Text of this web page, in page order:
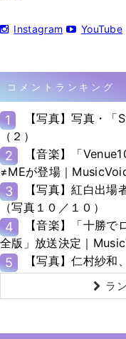
Instagram YouTube
コメントランキング
1
【写真】写真・
（２）
2
【音楽】「
≠MEが登場｜
3
【写真】紅白出
（写真１０／１０）
4
【音楽】「十勝
全版」放送決定｜
5 【写真】仁村紗和
ラ